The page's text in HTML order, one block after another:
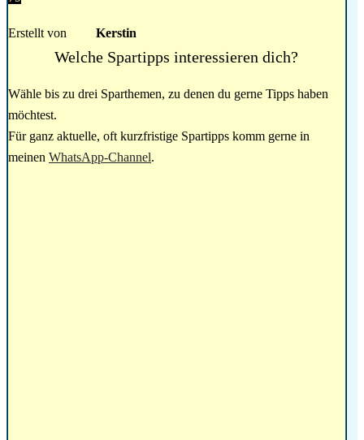
Erstellt von Kerstin
Welche Spartipps interessieren dich?
Wähle bis zu drei Sparthemen, zu denen du gerne Tipps haben
möchtest.
Für ganz aktuelle, oft kurzfristige Spartipps komm gerne in
meinen WhatsApp-Channel.